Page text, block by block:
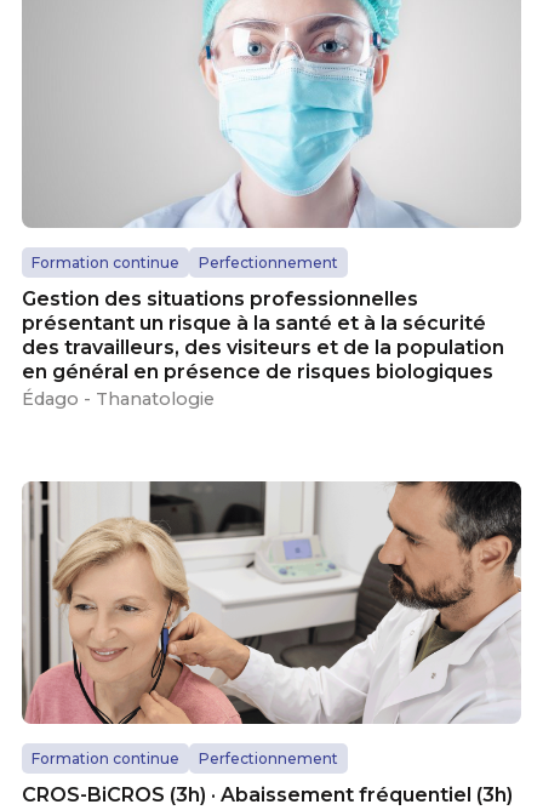
Formation continue Perfectionnement
Gestion des situations professionnelles
présentant un risque à la santé et à la sécurité
des travailleurs, des visiteurs et de la population
en général en présence de risques biologiques
Édago - Thanatologie
Formation continue Perfectionnement
CROS-BiCROS (3h) · Abaissement fréquentiel (3h)